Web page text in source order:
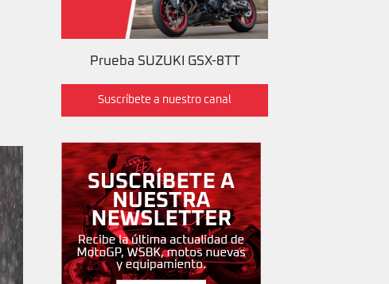
Prueba SUZUKI GSX-8TT
Suscríbete a nuestro canal